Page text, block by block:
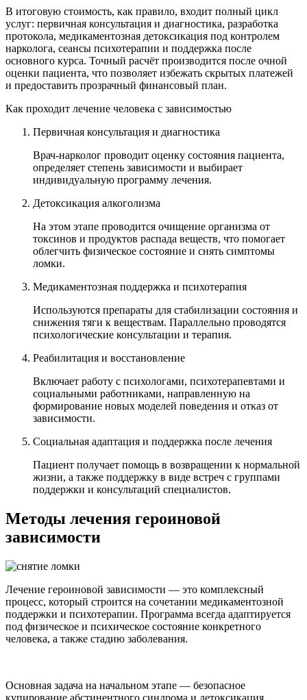
В итоговую стоимость, как правило, входит полный цикл
услуг: первичная консультация и диагностика, разработка
протокола, медикаментозная детоксикация под контролем
нарколога, сеансы психотерапии и поддержка после
основного курса. Точный расчёт производится после очной
оценки пациента, что позволяет избежать скрытых платежей
и предоставить прозрачный финансовый план.
Как проходит лечение человека с зависимостью
Первичная консультация и диагностика
Врач-нарколог проводит оценку состояния пациента,
определяет степень зависимости и выбирает
индивидуальную программу лечения.
Детоксикация алкоголизма
На этом этапе проводится очищение организма от
токсинов и продуктов распада веществ, что помогает
облегчить физическое состояние и снять симптомы
ломки.
Медикаментозная поддержка и психотерапия
Используются препараты для стабилизации состояния и
снижения тяги к веществам. Параллельно проводятся
психологические консультации и терапия.
Реабилитация и восстановление
Включает работу с психологами, психотерапевтами и
социальными работниками, направленную на
формирование новых моделей поведения и отказ от
зависимости.
Социальная адаптация и поддержка после лечения
Пациент получает помощь в возвращении к нормальной
жизни, а также поддержку в виде встреч с группами
поддержки и консультаций специалистов.
Методы лечения героиновой
зависимости
Лечение героиновой зависимости — это комплексный
процесс, который строится на сочетании медикаментозной
поддержки и психотерапии. Программа всегда адаптируется
под физическое и психическое состояние конкретного
человека, а также стадию заболевания.
Основная задача на начальном этапе — безопасное